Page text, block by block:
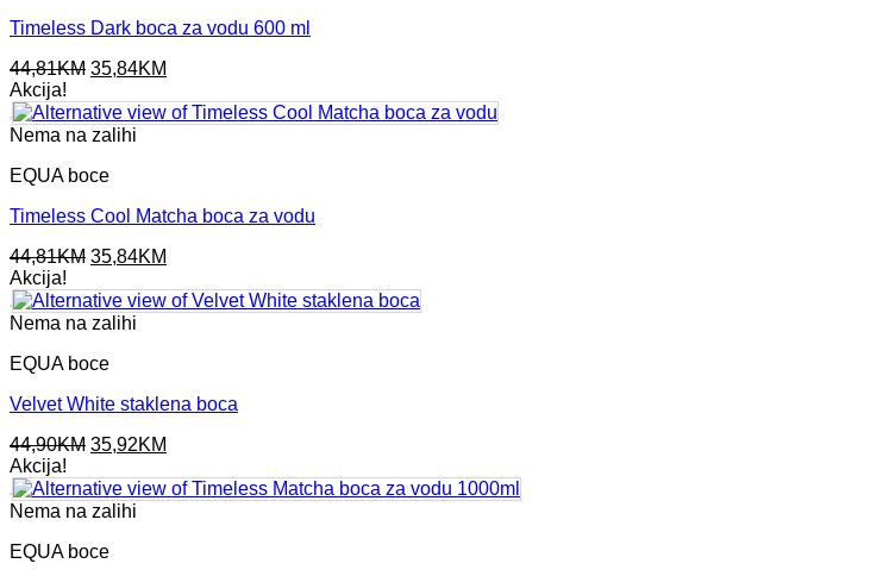
Timeless Dark boca za vodu 600 ml
44,81KM Original
was:
44,81KM.
35,84KM
is:
35,84KM.
Akcija!
Nema na zalihi
EQUA boce
Timeless Cool Matcha boca za vodu
44,81KM Original
was:
44,81KM.
35,84KM
is:
35,84KM.
Akcija!
Nema na zalihi
EQUA boce
Velvet White staklena boca
44,90KM Original
was:
44,90KM.
35,92KM
is:
35,92KM.
Akcija!
Nema na zalihi
EQUA boce